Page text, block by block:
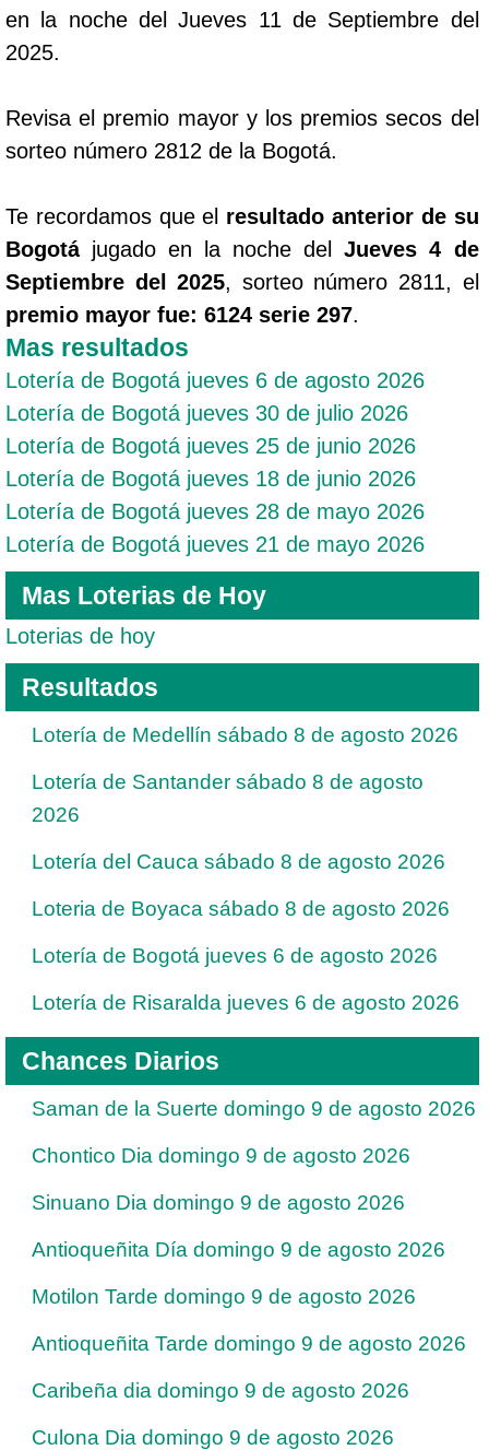
en la noche del Jueves 11 de Septiembre del
2025.
Revisa el premio mayor y los premios secos del
sorteo número 2812 de la Bogotá.
Te recordamos que el resultado anterior de su
Bogotájugado en la noche delJueves 4 de
Septiembre del 2025, sorteo número 2811, el
premio mayor fue: 6124 serie 297.
Mas resultados
Lotería de Bogotá jueves 6 de agosto 2026
Lotería de Bogotá jueves 30 de julio 2026
Lotería de Bogotá jueves 25 de junio 2026
Lotería de Bogotá jueves 18 de junio 2026
Lotería de Bogotá jueves 28 de mayo 2026
Lotería de Bogotá jueves 21 de mayo 2026
Mas Loterias de Hoy
Loterias de hoy
Resultados
Lotería de Medellín sábado 8 de agosto 2026
Lotería de Santander sábado 8 de agosto
2026
Lotería del Cauca sábado 8 de agosto 2026
Loteria de Boyaca sábado 8 de agosto 2026
Lotería de Bogotá jueves 6 de agosto 2026
Lotería de Risaralda jueves 6 de agosto 2026
Chances Diarios
Saman de la Suerte domingo 9 de agosto 2026
Chontico Dia domingo 9 de agosto 2026
Sinuano Dia domingo 9 de agosto 2026
Antioqueñita Día domingo 9 de agosto 2026
Motilon Tarde domingo 9 de agosto 2026
Antioqueñita Tarde domingo 9 de agosto 2026
Caribeña dia domingo 9 de agosto 2026
Culona Dia domingo 9 de agosto 2026